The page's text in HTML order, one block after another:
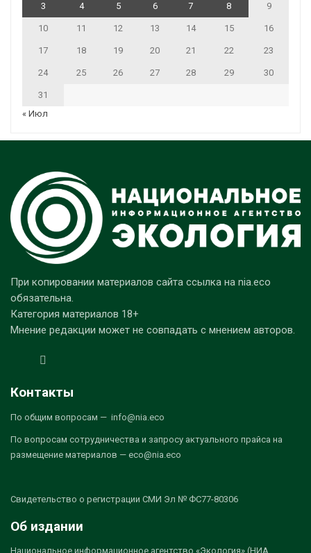
3 4 5 6 7 8 9
10 11 12 13 14 15 16
17 18 19 20 21 22 23
24 25 26 27 28 29 30
31
« Июл
При копировании материалов сайта ссылка на nia.eco
обязательна.
Категория материалов 18+
Мнение редакции может не совпадать с мнением авторов.
Контакты
По общим вопросам — info@nia.eco
По вопросам сотрудничества и запросу актуального прайса на
размещение материалов — eco@nia.eco
Свидетельство о регистрации СМИ Эл № ФС77-80306
Об издании
Национальное информационное агентство «Экология» (НИА